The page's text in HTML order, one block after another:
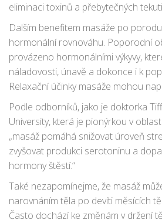
eliminaci toxinů a přebytečných
je zásadní pro snížení otoků a
následně přispívá k rychlejší
Dalším benefitem masáže po
hormonální rovnováhu. Poporodní
provázeno hormonálními výkyvy,
náladovosti, únavě a dokonce i k
Relaxační účinky masáže mohou
hormonů, což vede k lepšímu
Podle odborníků, jako je doktorka
University, která je pionýrkou v
„masáž pomáhá snižovat úroveň
zvyšovat produkci serotoninu a
hormony štěstí.“
Také nezapomínejme, že masáž
narovnáním těla po devíti měsících
Často dochází ke změnám v držení